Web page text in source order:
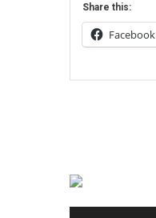
Share this:
Facebook